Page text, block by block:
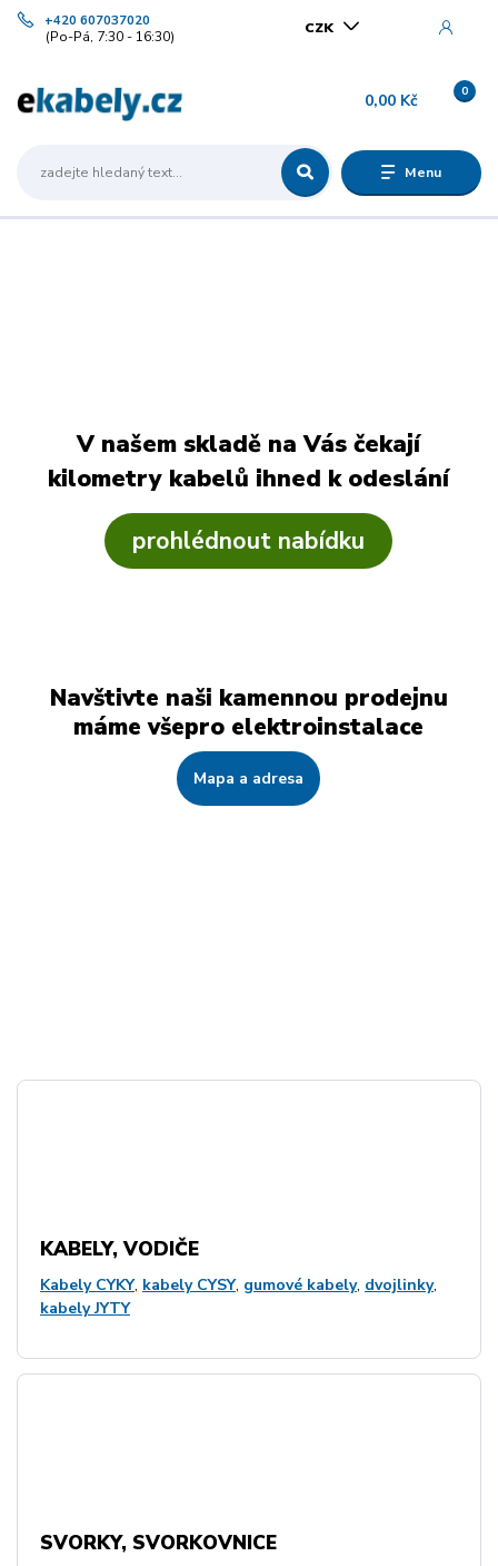
Menu
+420 607037020
(Po-Pá, 7:30 - 16:30) CZK
0
0,00 Kč
V našem skladě na Vás čekají
kilometry kabelů ihned k odeslání
prohlédnout nabídku
Navštivte naši kamennou prodejnu
máme všepro elektroinstalace
Mapa a adresa
KABELY, VODIČE
Kabely CYKY, kabely CYSY, gumové kabely, dvojlinky,
kabely JYTY
SVORKY, SVORKOVNICE